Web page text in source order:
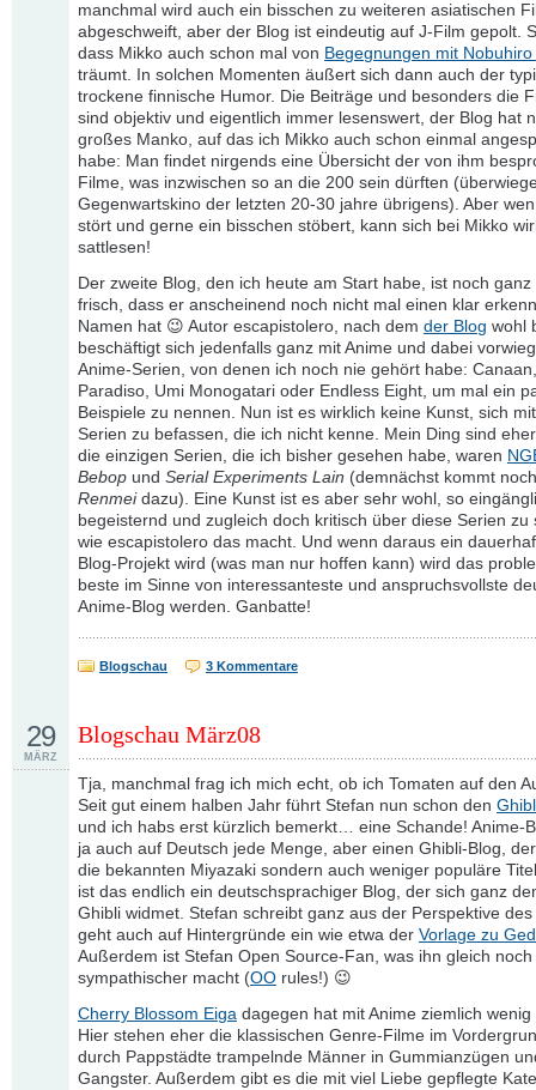
manchmal wird auch ein bisschen zu weiteren asiatischen
abgeschweift, aber der Blog ist eindeutig auf J-Film gepolt.
dass Mikko auch schon mal von Begegnungen mit
träumt. In solchen Momenten äußert sich dann auch der
trockene finnische Humor. Die Beiträge und besonders die
sind objektiv und eigentlich immer lesenswert, der Blog hat
großes Manko, auf das ich Mikko auch schon einmal
habe: Man findet nirgends eine Übersicht der von ihm
Filme, was inzwischen so an die 200 sein dürften
Gegenwartskino der letzten 20-30 jahre übrigens). Aber
stört und gerne ein bisschen stöbert, kann sich bei Mikko
sattlesen!
Der zweite Blog, den ich heute am Start habe, ist noch
frisch, dass er anscheinend noch nicht mal einen klar
Namen hat 😉 Autor escapistolero, nach dem der Blog wohl
beschäftigt sich jedenfalls ganz mit Anime und dabei
Anime-Serien, von denen ich noch nie gehört habe:
Paradiso, Umi Monogatari oder Endless Eight, um mal ein
Beispiele zu nennen. Nun ist es wirklich keine Kunst, sich
Serien zu befassen, die ich nicht kenne. Mein Ding sind
die einzigen Serien, die ich bisher gesehen habe, waren
Bebop und Serial Experiments Lain (demnächst kommt
Renmeidazu). Eine Kunst ist es aber sehr wohl, so
begeisternd und zugleich doch kritisch über diese Serien zu
wie escapistolero das macht. Und wenn daraus ein
Blog-Projekt wird (was man nur hoffen kann) wird das
beste im Sinne von interessanteste und anspruchsvollste
Anime-Blog werden. Ganbatte!
Blogschau 3 Kommentare
Blogschau März08
29
MÄRZ
Tja, manchmal frag ich mich echt, ob ich Tomaten auf den
Seit gut einem halben Jahr führt Stefan nun schon den
und ich habs erst kürzlich bemerkt… eine Schande! Anime-
ja auch auf Deutsch jede Menge, aber einen Ghibli-Blog,
die bekannten Miyazaki sondern auch weniger populäre
ist das endlich ein deutschsprachiger Blog, der sich ganz
Ghibli widmet. Stefan schreibt ganz aus der Perspektive
geht auch auf Hintergründe ein wie etwa der Vorlage zu
Außerdem ist Stefan Open Source-Fan, was ihn gleich noch
sympathischer macht (OO rules!) 😉
Cherry Blossom Eiga dagegen hat mit Anime ziemlich wenig
Hier stehen eher die klassischen Genre-Filme im
durch Pappstädte trampelnde Männer in Gummianzügen
Gangster. Außerdem gibt es die mit viel Liebe gepflegte